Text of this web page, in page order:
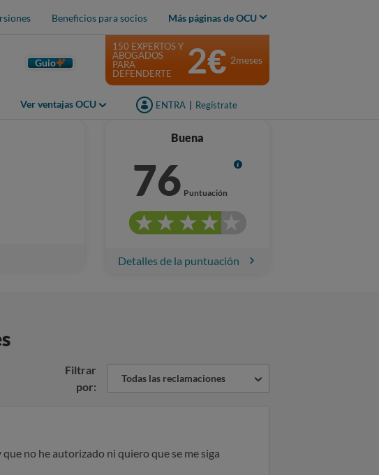
Beneficios para socios Más páginas de OCU
Guio
Ver ventajas OCU ENTRA Regístrate
150 EXPERTOS Y
ABOGADOS
PARA
DEFENDERTE
2€ 2meses
Buena
76 Puntuación
Info
Detalles de la puntuación
Filtrar
por:
Todas las reclamaciones
no he autorizado ni quiero que se me siga